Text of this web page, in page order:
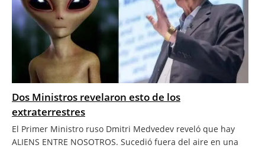
Dos Ministros revelaron esto de los
extraterrestres
El Primer Ministro ruso Dmitri Medvedev reveló que hay
ALIENS ENTRE NOSOTROS. Sucedió fuera del aire en una